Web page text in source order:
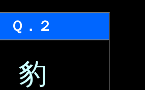
Ｑ．２
豹